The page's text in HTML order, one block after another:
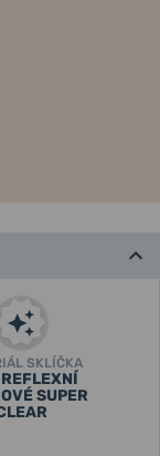
SKLÍČKA
SUPER